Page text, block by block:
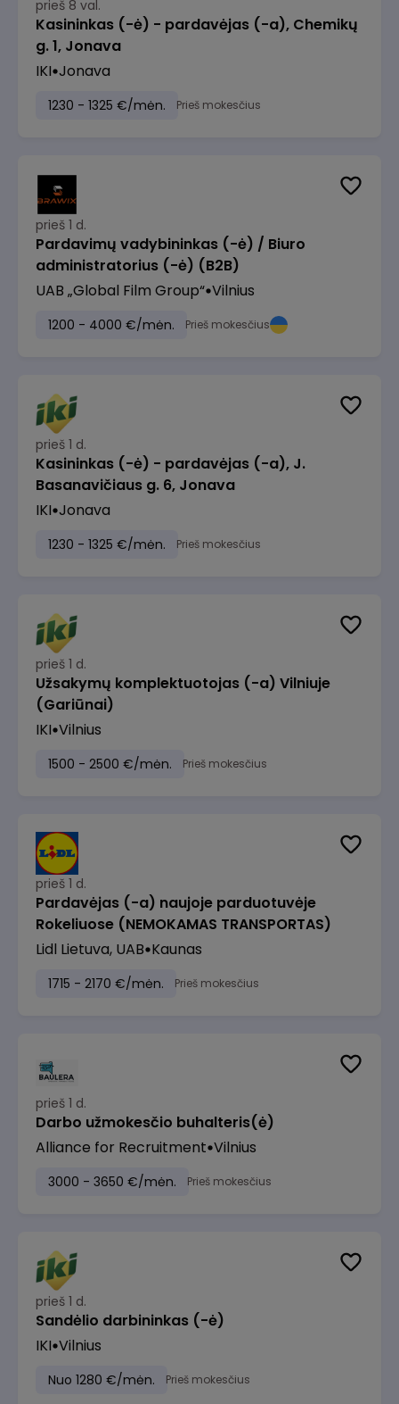
prieš 8 val.
Kasininkas (-ė) - pardavėjas (-a), Chemikų
g. 1, Jonava
IKI Jonava
1230 - 1325 €/mėn. Prieš mokesčius
prieš 1 d.
Pardavimų vadybininkas (-ė) / Biuro
administratorius (-ė) (B2B)
UAB „Global Film Group“ Vilnius
1200 - 4000 €/mėn. Prieš mokesčius
prieš 1 d.
Kasininkas (-ė) - pardavėjas (-a), J.
Basanavičiaus g. 6, Jonava
IKI Jonava
1230 - 1325 €/mėn. Prieš mokesčius
prieš 1 d.
Užsakymų komplektuotojas (-a) Vilniuje
(Gariūnai)
IKI Vilnius
1500 - 2500 €/mėn. Prieš mokesčius
prieš 1 d.
Pardavėjas (-a) naujoje parduotuvėje
Rokeliuose (NEMOKAMAS TRANSPORTAS)
Lidl Lietuva, UAB Kaunas
1715 - 2170 €/mėn. Prieš mokesčius
prieš 1 d.
Darbo užmokesčio buhalteris(ė)
Alliance for Recruitment Vilnius
3000 - 3650 €/mėn. Prieš mokesčius
prieš 1 d.
Sandėlio darbininkas (-ė)
IKI Vilnius
Nuo 1280 €/mėn. Prieš mokesčius